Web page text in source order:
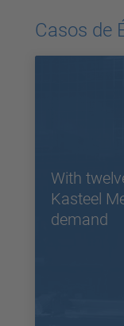
Casos de
With
Kasteel
demand